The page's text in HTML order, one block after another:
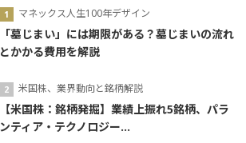
マネックス人生100年デザイン
「墓じまい」には期限がある？墓じまいの流れ
とかかる費用を解説
米国株、業界動向と銘柄解説
【米国株：銘柄発掘】業績上振れ5銘柄、パラ
ンティア・テクノロジー...